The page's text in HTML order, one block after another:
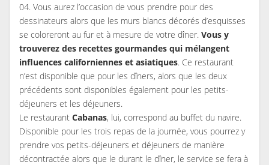
04. Vous aurez l’occasion de vous prendre pour des
dessinateurs alors que les murs blancs décorés d’esquisses
se coloreront au fur et à mesure de votre dîner. Vous y
trouverez des recettes gourmandes qui mélangent
influences californiennes et asiatiques. Ce restaurant
n’est disponible que pour les dîners, alors que les deux
précédents sont disponibles également pour les petits-
déjeuners et les déjeuners.
Le restaurant Cabanas, lui, correspond au buffet du navire.
Disponible pour les trois repas de la journée, vous pourrez y
prendre vos petits-déjeuners et déjeuners de manière
décontractée alors que le durant le dîner, le service se fera à